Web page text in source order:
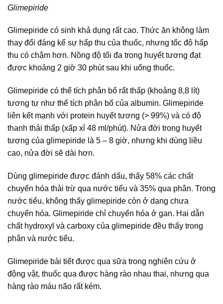
Glimepiride
Glimepiride có sinh khả dụng rất cao. Thức ăn không làm
thay đổi đáng kể sự hấp thu của thuốc, nhưng tốc độ hấp
thu có chậm hơn. Nồng độ tối đa trong huyết tương đạt
được khoảng 2 giờ 30 phút sau khi uống thuốc.
Glimepiride có thể tích phân bố rất thấp (khoảng 8,8 lít)
tương tự như thể tích phân bố của albumin. Glimepiride
liên kết mạnh với protein huyết tương (> 99%) và có độ
thanh thải thấp (xấp xỉ 48 ml/phút). Nửa đời trong huyết
tương của glimepiride là 5 – 8 giờ, nhưng khi dùng liều
cao, nửa đời sẽ dài hơn.
Dùng glimepiride được đánh dấu, thấy 58% các chất
chuyển hóa thải trừ qua nước tiểu và 35% qua phân. Trong
nước tiểu, không thấy glimepiride còn ở dạng chưa
chuyển hóa. Glimepiride chỉ chuyển hóa ở gan. Hai dẫn
chất hydroxyl và carboxy của glimepiride đều thấy trong
phân và nước tiểu.
Glimepiride bài tiết được qua sữa trong nghiên cứu ở
động vật, thuốc qua được hàng rào nhau thai, nhưng qua
hàng rào máu não rất kém.